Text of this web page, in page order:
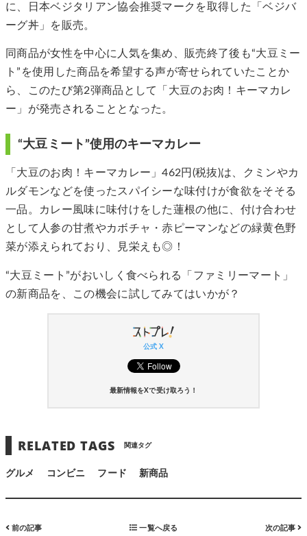
に、日本ベジタリアン協会推奨マークを取得した「ベジバ
ーグ丼」を販売。
同商品が女性を中心に人気を集め、販売終了後も“大豆ミー
ト”を使用した商品を希望する声が寄せられていたことか
ら、このたび第2弾商品として「大豆のお肉！キーマカレ
ー」が発売されることとなった。
“大豆ミート”使用のキーマカレー
「大豆のお肉！キーマカレー」462円(税抜)は、クミンやカ
ルダモンなどを使ったスパイシーな味付けが食欲をそそる
一品。カレー風味に味付けをした蓮根の他に、付け合わせ
として人参の甘煮やカボチャ・赤ピーマンなどの緑黄色野
菜が添えられており、見栄えも◎！
“大豆ミート”がおいしく食べられる「ファミリーマート」
の新商品を、この機会に試してみてはいかが？
公式 X
最新情報をXで受け取ろう！
RELATED TAGS 関連タグ
グルメ コンビニ フード 新商品
前の記事 一覧へ戻る 次の記事